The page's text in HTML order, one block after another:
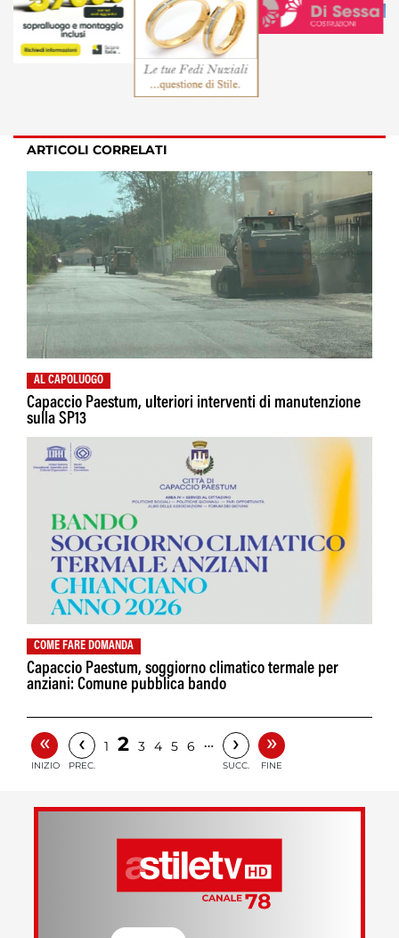
ARTICOLI CORRELATI
AL CAPOLUOGO
Capaccio Paestum, ulteriori interventi di manutenzione
sulla SP13
COME FARE DOMANDA
Capaccio Paestum, soggiorno climatico termale per
anziani: Comune pubblica bando
«
INIZIO
‹
PREC.
1 2 3 4 5 6 … ›
SUCC.
»
FINE